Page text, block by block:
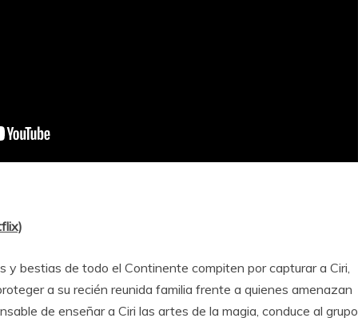
y bestias de todo el Continente compiten por capturar a Ciri,
a su recién reunida familia frente a quienes amenazan
de enseñar a Ciri las artes de la magia, conduce al grupo